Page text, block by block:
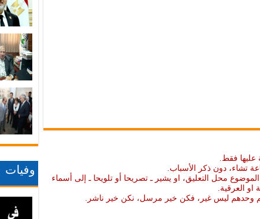
عليها فقط.
تشاء، دون ذكر الأسباب.
محل التعليق، او يشير ـ تصريحا أو تلويحا ـ إلى أسماء
او العرقية.
وحدهم ليس غير، فكن خير مرسل، نكن خير ناشر.
وفيات